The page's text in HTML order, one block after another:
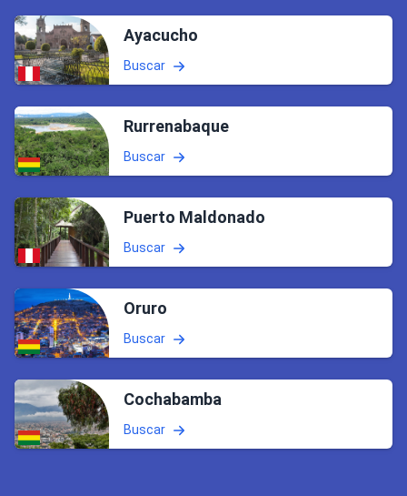
Ayacucho
Buscar
Rurrenabaque
Buscar
Puerto Maldonado
Buscar
Oruro
Buscar
Cochabamba
Buscar